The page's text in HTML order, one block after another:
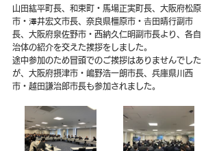
山田紘平町長、和束町・馬場正実町長、大阪府松原
市・澤井宏文市長、奈良県橿原市・𠮷田晴行副市
長、大阪府泉佐野市・西納久仁明副市長より、各自
治体の紹介を交えた挨拶をしました。
途中参加のため冒頭でのご挨拶はありませんでした
が、大阪府摂津市・嶋野浩一朗市長、兵庫県川西
市・越田謙治郎市長も参加されました。